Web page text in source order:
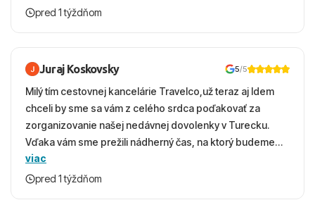
krasny, cisty. Sluzby top. Strava, prostredie, more,
pred 1 týždňom
Juraj Koskovsky 5/5
Milý tím cestovnej kancelárie Travelco,už teraz aj Idem
chceli by sme sa vám z celého srdca poďakovať za
zorganizovanie našej nedávnej dovolenky v Turecku.
Vďaka vám sme prežili nádherný čas, na ktorý budeme
ešte dlho s úsmevom spomínať. ​Všetko prebehlo
absolútne hladko – od prvotného výberu zájazdu, cez
viac
pred 1 týždňom